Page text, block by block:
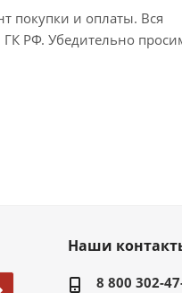
покупки и оплаты. Вся
ГК РФ. Убедительно
Наши
8 800 302-